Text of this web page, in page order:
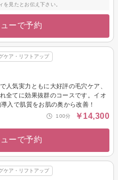
見たとお伝え下さい。
ーで予約
ケア・リフトアップ
人気実力ともに大好評の毛穴ケア、
全てに効果抜群のコースです。イオ
入で肌質をお肌の奥から改善！
100分 ￥14,300
ーで予約
ケア・リフトアップ